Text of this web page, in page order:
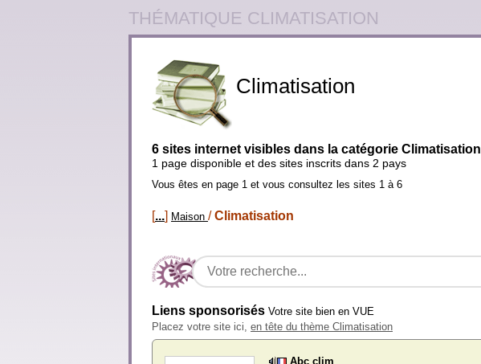
THÉMATIQUE CLIMATISATION
Climatisation
6 sites internet visibles dans la catégorie Climatisation
1 page disponible et des sites inscrits dans 2 pays
Vous êtes en page 1 et vous consultez les sites 1 à 6
[...] Maison /Climatisation
Liens sponsorisés Votre site bien en VUE
Placez votre site ici, en tête du thème Climatisation
Abc clim